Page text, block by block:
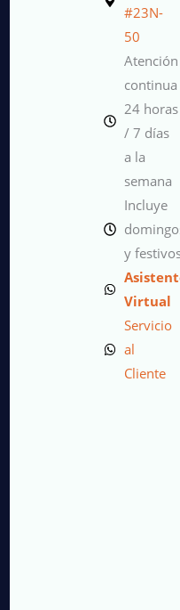
#23N-
50
Atención
continua
24 horas
/ 7 días
a la
semana
Incluye
y
Virtual
Servicio
al
Cliente